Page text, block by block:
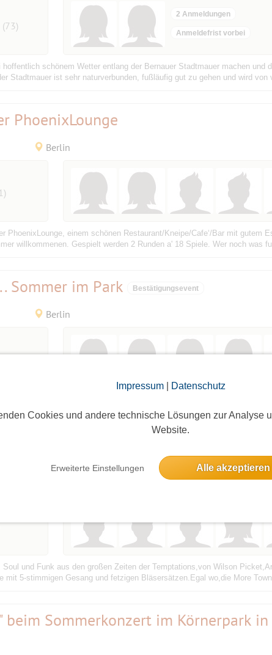
Impressum| Datenschutz
Cookies und andere technische Lösungen zur Analyse
Website.
Erweiterte Einstellungen Alle akzeptieren
(73)
2 Anmeldungen
Anmeldefrist vorbei
schönem Wetter entlang der Bernauer Stadtmauer machen und
Stadtmauer ist sehr naturverbunden, fußläufig gut zu gehen und wird
PhoenixLounge
Berlin
PhoenixLounge, einem schönen Restaurant/Kneipe/Cafe‘/Bar mit gutem
willkommenen. Gespielt werden 2 Runden a' 18 Spiele. Wer noch was
Sommer im Park Bestätigungsevent
Berlin
-70er Jahren mit fünfstimmigem Gesang und fetzigen Bläsersätzen
Berliner Band bietet mit ihrer Show eine Hommage an Größen wie
Soul- Party------im Körnerpark
und Funk aus den großen Zeiten der Temptations,von Wilson
mit 5-stimmigen Gesang und fetzigen Bläsersätzen.Egal wo,die More
beim Sommerkonzert im Körnerpark